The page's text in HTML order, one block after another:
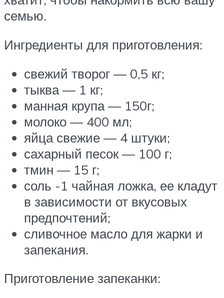
семью.
Ингредиенты для приготовления:
свежий творог — 0,5 кг;
тыква — 1 кг;
манная крупа — 150г;
молоко — 400 мл;
яйца свежие — 4 штуки;
сахарный песок — 100 г;
тмин — 15 г;
соль -1 чайная ложка, ее кладут
в зависимости от вкусовых
предпочтений;
сливочное масло для жарки и
запекания.
Приготовление запеканки: